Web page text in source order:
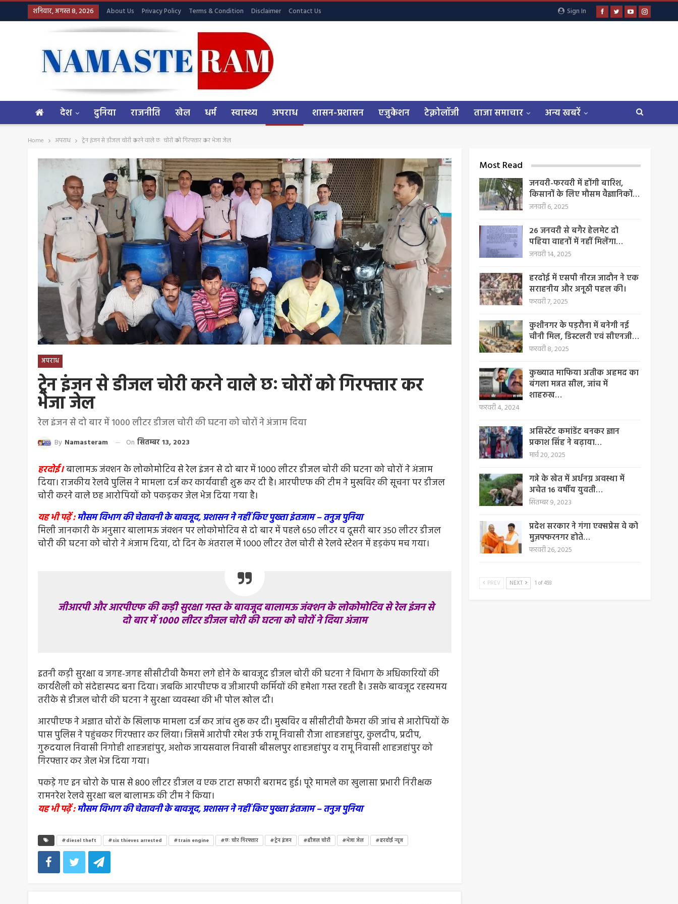
Sign In
शनिवार, अगस्त 8, 2026 About Us Privacy Policy Terms & Condition Disclaimer Contact Us
देश दुनिया राजनीति खेल धर्म स्वास्थ्य अपराध शासन-प्रशासन एजुकेशन टेक्नोलॉजी ताजा समाचार अन्य खबरें
Home अपराध ट्रेन इंजन से डीजल चोरी करने वाले छः चोरों को गिरफ्तार कर भेजा जेल
अपराध
ट्रेन इंजन से डीजल चोरी करने वाले छः चोरों को गिरफ्तार कर
भेजा जेल
रेल इंजन से दो बार में 1000 लीटर डीजल चोरी की घटना को चोरों ने अंजाम दिया
By Namasteram On सितम्बर 13, 2023
हरदोई।बालामऊ जंक्शन के लोकोमोटिव से रेल इंजन से दो बार में 1000 लीटर डीजल चोरी की घटना को चोरों ने अंजाम
दिया। राजकीय रेलवे पुलिस ने मामला दर्ज कर कार्यवाही शुरू कर दी है। आरपीएफ की टीम ने मुखविर की सूचना पर डीजल
चोरी करने वाले छह आरोपियों को पकड़कर जेल भेज दिया गया है।
यह भी पढ़ें :मौसम विभाग की चेतावनी के बावजूद, प्रशासन ने नहीं किए पुख्ता इंतजाम – तनुज पुनिया
मिली जानकारी के अनुसार बालामऊ जंक्शन पर लोकोमोटिव से दो बार में पहले 650 लीटर व दूसरी बार 350 लीटर डीजल
चोरी की घटना को चोरो ने अंजाम दिया, दो दिन के अंतराल में 1000 लीटर तेल चोरी से रेलवे स्टेशन में हड़कंप मच गया।
जीआरपी और आरपीएफ की कड़ी सुरक्षा गस्त के बावजूद बालामऊ जंक्शन के लोकोमोटिव से रेल इंजन से
दो बार में 1000 लीटर डीजल चोरी की घटना को चोरों ने दिया अंजाम
इतनी कड़ी सुरक्षा व जगह-जगह सीसीटीवी कैमरा लगे होने के बावजूद डीजल चोरी की घटना ने विभाग के अधिकारियों की
कार्यशैली को संदेहास्पद बना दिया। जबकि आरपीएफ व जीआरपी कर्मियों की हमेशा गस्त रहती है। उसके बावजूद रहस्यमय
तरीके से डीजल चोरी की घटना ने सुरक्षा व्यवस्था की भी पोल खोल दी।
आरपीएफ ने अज्ञात चोरों के खिलाफ मामला दर्ज कर जांच शुरू कर दी। मुखविर व सीसीटीवी कैमरा की जांच से आरोपियों के
पास पुलिस ने पहुंचकर गिरफ्तार कर लिया। जिसमें आरोपी रमेश उर्फ रामू निवासी रौजा शाहजहांपुर, कुलदीप, प्रदीप,
गुरुदयाल निवासी निगोही शाहजहांपुर, अशोक जायसवाल निवासी बीसलपुर शाहजहांपुर व रामू निवासी शाहजहांपुर को
गिरफ्तार कर जेल भेज दिया गया।
पकड़े गए इन चोरो के पास से 800 लीटर डीजल व एक टाटा सफारी बरामद हुई। पूरे मामले का खुलासा प्रभारी निरीक्षक
रामनरेश रेलवे सुरक्षा बल बालामऊ की टीम ने किया।
यह भी पढ़ें :मौसम विभाग की चेतावनी के बावजूद, प्रशासन ने नहीं किए पुख्ता इंतजाम – तनुज पुनिया
#diesel theft #six thieves arrested #train engine #छः चोर गिरफ्तार #ट्रेन इंजन #डीजल चोरी #भेजा जेल #हरदोई न्यूज
Most Read
जनवरी-फरवरी में होंगी बारिश,
किसानों के लिए मौसम वैज्ञानिकों…
जनवरी 6, 2025
26 जनवरी से बगैर हेलमेट दो
पहिया वाहनों में नहीं मिलेंगा…
जनवरी 14, 2025
हरदोई में एसपी नीरज जादौन ने एक
सराहनीय और अनूठी पहल की।
फरवरी 7, 2025
कुशीनगर के पड़रौना में बनेगी नई
चीनी मिल, डिस्टलरी एवं सीएनजी…
फरवरी 8, 2025
कुख्यात माफिया अतीक अहमद का
बंगला मन्नत सील, जांच में
शाहरुख…
फरवरी 4, 2024
असिस्टेंट कमांडेंट बनकर ज्ञान
प्रकाश सिंह ने बढ़ाया…
मार्च 20, 2025
गन्ने के खेत में अर्धनग्न अवस्था में
अचेत 16 वर्षीय युवती…
सितम्बर 9, 2023
प्रदेश सरकार ने गंगा एक्सप्रेस वे को
मुज़फ्फरनगर होते…
फरवरी 26, 2025
PREV NEXT 1 of 493